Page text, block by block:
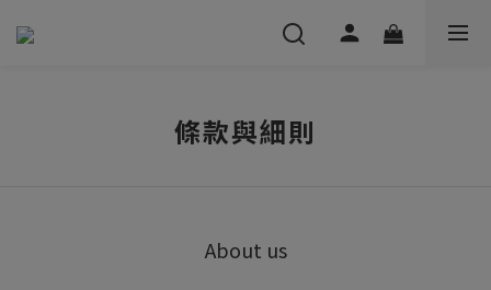
條款與細則
About us